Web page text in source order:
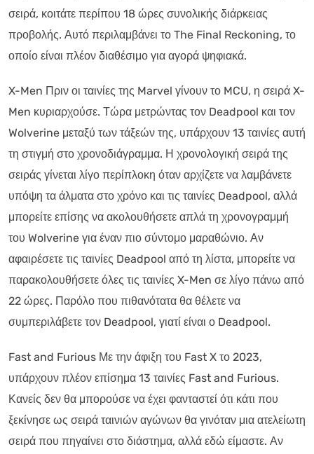
σειρά, κοιτάτε περίπου 18 ώρες συνολικής διάρκειας
προβολής. Αυτό περιλαμβάνει το The Final Reckoning, το
οποίο είναι πλέον διαθέσιμο για αγορά ψηφιακά.
X-Men Πριν οι ταινίες της Marvel γίνουν το MCU, η σειρά X-
Men κυριαρχούσε. Τώρα μετρώντας τον Deadpool και τον
Wolverine μεταξύ των τάξεών της, υπάρχουν 13 ταινίες αυτή
τη στιγμή στο χρονοδιάγραμμα. Η χρονολογική σειρά της
σειράς γίνεται λίγο περίπλοκη όταν αρχίζετε να λαμβάνετε
υπόψη τα άλματα στο χρόνο και τις ταινίες Deadpool, αλλά
μπορείτε επίσης να ακολουθήσετε απλά τη χρονογραμμή
του Wolverine για έναν πιο σύντομο μαραθώνιο. Αν
αφαιρέσετε τις ταινίες Deadpool από τη λίστα, μπορείτε να
παρακολουθήσετε όλες τις ταινίες X-Men σε λίγο πάνω από
22 ώρες. Παρόλο που πιθανότατα θα θέλετε να
συμπεριλάβετε τον Deadpool, γιατί είναι ο Deadpool.
Fast and Furious Με την άφιξη του Fast X το 2023,
υπάρχουν πλέον επίσημα 13 ταινίες Fast and Furious.
Κανείς δεν θα μπορούσε να έχει φανταστεί ότι κάτι που
ξεκίνησε ως σειρά ταινιών αγώνων θα γινόταν μια ατελείωτη
σειρά που πηγαίνει στο διάστημα, αλλά εδώ είμαστε. Αν